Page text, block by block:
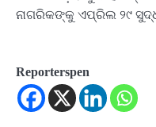
ନାଗରିକଙ୍କୁ ଏପ୍ରିଲ ୨୯
Reporterspen